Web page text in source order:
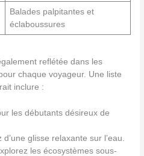
Balades palpitantes et
éclaboussures
reflétée dans les
chaque voyageur. Une liste
inclure :
les débutants désireux de
d’une glisse relaxante sur l’eau.
les écosystèmes sous-